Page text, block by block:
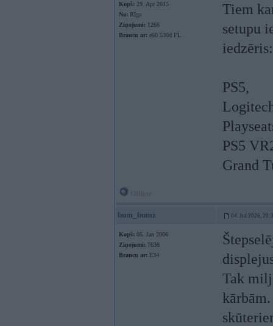
Kopš: 29. Apr 2015
No: Rīga
Ziņojumi: 1266
Braucu ar: e60 530d FL
Tiem
setupu
iedzēris:
PS5,
PS5
Grand
bum_bumz 04. Jul 2026,
Kopš: 05. Jan 2006
Ziņojumi: 7636
Braucu ar: E34
Tak